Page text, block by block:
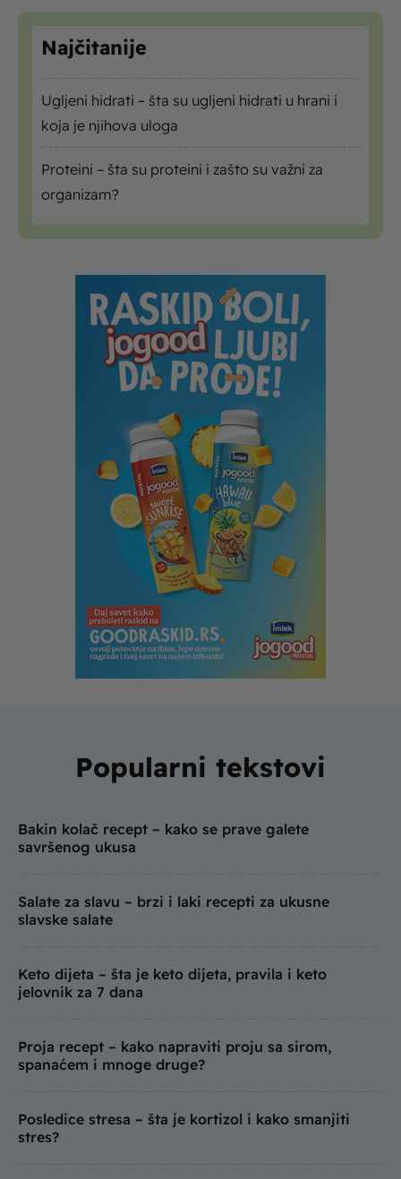
Najčitanije
Ugljeni hidrati – šta su ugljeni hidrati u hrani i
koja je njihova uloga
Proteini – šta su proteini i zašto su važni za
organizam?
Popularni tekstovi
Bakin kolač recept – kako se prave galete
savršenog ukusa
Salate za slavu – brzi i laki recepti za ukusne
slavske salate
Keto dijeta – šta je keto dijeta, pravila i keto
jelovnik za 7 dana
Proja recept – kako napraviti proju sa sirom,
spanaćem i mnoge druge?
Posledice stresa – šta je kortizol i kako smanjiti
stres?